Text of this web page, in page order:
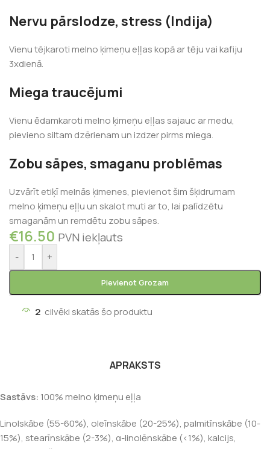
Nervu pārslodze, stress (Indija)
Vienu tējkaroti melno ķimeņu eļļas kopā ar tēju vai kafiju
3xdienā.
Miega traucējumi
Vienu ēdamkaroti melno ķimeņu eļļas sajauc ar medu,
pievieno siltam dzērienam un izdzer pirms miega.
Zobu sāpes, smaganu problēmas
Uzvārīt etiķī melnās ķimenes, pievienot šim šķidrumam
melno ķimeņu eļļu un skalot muti ar to, lai palīdzētu
smaganām un remdētu zobu sāpes.
€16.50 PVN iekļauts
- +
Pievienot Grozam
2 cilvēki skatās šo produktu
APRAKSTS
Sastāvs: 100% melno ķimeņu eļļa
Linolskābe (55-60%), oleīnskābe (20-25%), palmitīnskābe (10-
15%), stearīnskābe (2-3%), α-linolēnskābe (<1%), kalcijs,